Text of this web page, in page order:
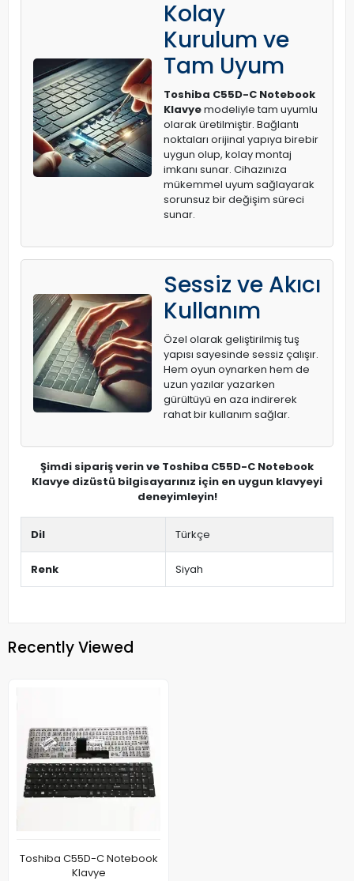
Kolay
Kurulum ve
Tam Uyum
Toshiba C55D-C Notebook
Klavyemodeliyle tam uyumlu
olarak üretilmiştir. Bağlantı
noktaları orijinal yapıya birebir
uygun olup, kolay montaj
imkanı sunar. Cihazınıza
mükemmel uyum sağlayarak
sorunsuz bir değişim süreci
sunar.
Sessiz ve Akıcı
Kullanım
Özel olarak geliştirilmiş tuş
yapısı sayesinde sessiz çalışır.
Hem oyun oynarken hem de
uzun yazılar yazarken
gürültüyü en aza indirerek
rahat bir kullanım sağlar.
Şimdi sipariş verin ve Toshiba C55D-C Notebook
Klavye dizüstü bilgisayarınız için en uygun klavyeyi
deneyimleyin!
Dil Türkçe
Renk Siyah
Recently Viewed
Toshiba C55D-C Notebook
Klavye